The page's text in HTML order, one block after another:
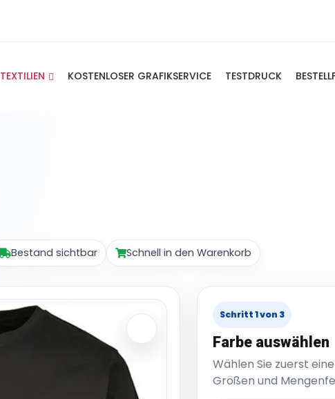
TEXTILIEN KOSTENLOSER GRAFIKSERVICE TESTDRUCK
Bestand sichtbar Schnell in den Warenkorb
Schritt 1 von 3
Farbe auswählen
Wählen Sie zuerst
Größen und